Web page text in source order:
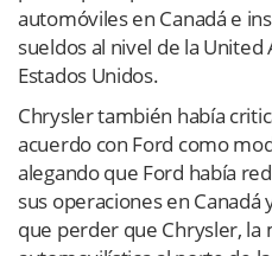
automóviles en Canadá e
sueldos al nivel de la
Estados Unidos.
Chrysler también había
acuerdo con Ford como
alegando que Ford había
sus operaciones en
que perder que Chrysler, la